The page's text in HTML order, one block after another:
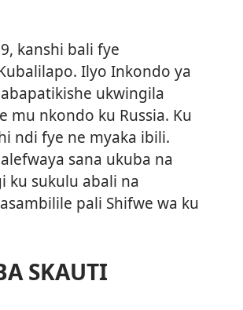
kanshi bali fye
Ilyo Inkondo ya
ukwingila
mu nkondo ku Russia. Ku
ndi fye ne myaka ibili.
sana ukuba na
ku sukulu abali na
pali Shifwe wa ku
SKAUTI